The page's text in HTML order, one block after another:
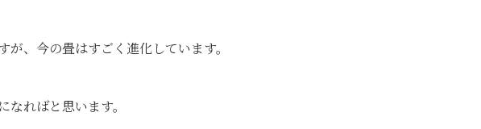
、今の畳はすごく進化しています。
ればと思います。